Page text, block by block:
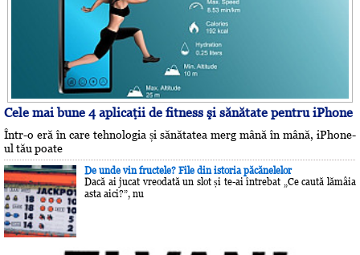
Cele mai bune 4 aplicaţii de fitness şi sănătate pentru iPhone
Într-o eră în care tehnologia și sănătatea merg mână în mână, iPhone-
ul tău poate
De unde vin fructele? File din istoria păcănelelor
Dacă ai jucat vreodată un slot și te-ai întrebat „Ce caută lămâia
asta aici?”, nu